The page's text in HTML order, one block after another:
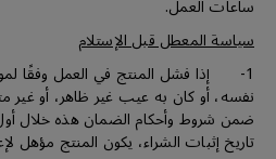
ساعات العمل.
سياسة المعطل قبل الإستلام
1- إذا فشل المنتج في العمل وفقًا
نفسه، أو كان به عيب غير ظاهر، أو غير
تاريخ إثبات الشراء، يكون المنتج مؤهل